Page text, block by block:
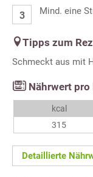
Mind. eine
Tipps zum
Schmeckt aus mit
Nährwert
kcal
315
Detaillierte